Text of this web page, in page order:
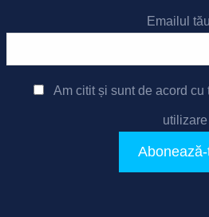
Emailul tău
Am citit și sunt de acord cu
utilizare